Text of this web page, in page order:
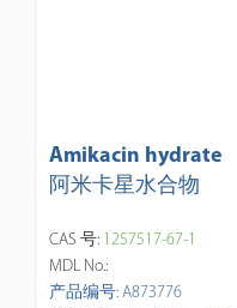
Amikacin hydrate
阿米卡星水合物
CAS 号: 1257517-67-1
MDL No.:
产品编号: A873776